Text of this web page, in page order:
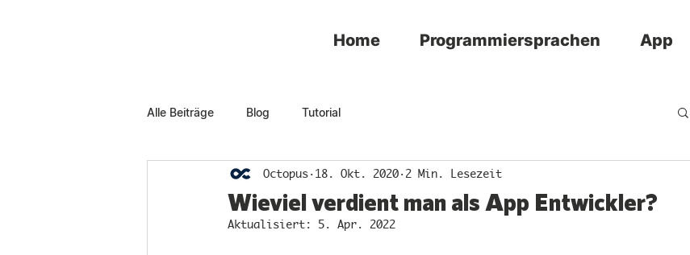
Home Programmiersprachen App
Alle Beiträge Blog Tutorial
Wieviel verdient man als App Entwickler?
Octopus 18. Okt. 2020 2 Min. Lesezeit
Aktualisiert: 5. Apr. 2022